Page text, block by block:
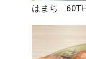
はまち